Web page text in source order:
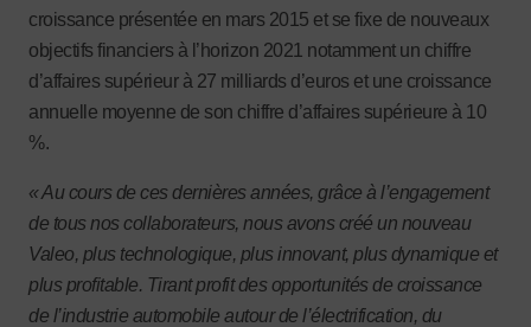
croissance présentée en mars 2015 et se fixe de nouveaux
objectifs financiers à l’horizon 2021 notamment un chiffre
d’affaires supérieur à 27 milliards d’euros et une croissance
annuelle moyenne de son chiffre d’affaires supérieure à 10
%.
« Au cours de ces dernières années, grâce à l’engagement
de tous nos collaborateurs, nous avons créé un nouveau
Valeo, plus technologique, plus innovant, plus dynamique et
plus profitable. Tirant profit des opportunités de croissance
de l’industrie automobile autour de l’électrification, du